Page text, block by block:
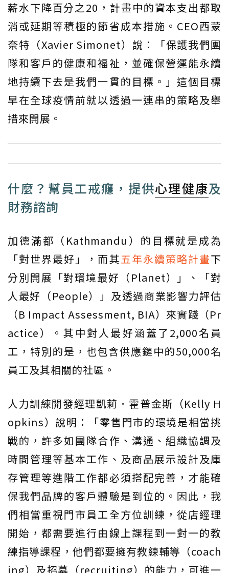
薪水下降百分之20，計畫中的資本支出都取
消或延期等積極的節省成本措施。CEO西蒙
奈特（Xavier Simonet）說：「保護我們團
隊和客戶的健康和福祉，並確保營運能永續
地持續下去是我們一貫的目標。」這個目標
早在全球疫情前就以透過一連串的策略及舉
措來開展。
什麼？幫員工戒癮，提供心理健康及
財務諮詢
加德滿都（Kathmandu）的目標就是成為
「對世界最好」，而其五年永續策略計畫下
分別開展「對環境最好（Planet）」、「對
人最好（People）」及透過商業影響力評估
（B Impact Assessment, BIA）來實踐（Pr
actice）。其中對人最好涵蓋了2,000名員
工，特別的是，也包含供應鏈中的50,000名
員工及其相關的社區。
人力訓練開發經理凱莉．霍普金斯（Kelly H
opkins）說明：「零售門市的環境是相當挑
戰的，許多如團隊合作、溝通、組織協調及
時間管理等基本工作、及商品展示設計及庫
存管理等進階工作都必須搭配完善，才能確
保我們品牌的客戶體驗是到位的。因此，我
們相當重視門市員工全方位訓練，從店經理
開始，都需要進行由線上課程到一對一的教
練指導課程，他們都要擁有教練輔導（coach
ing）及招募（recruiting）的能力，可進一